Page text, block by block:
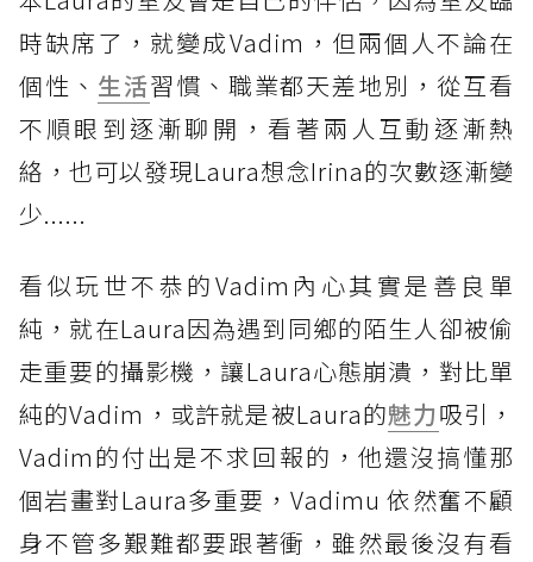
時缺席了，就變成Vadim，但兩個人不論在
個性、 生活習慣、職業都天差地別，從互看
不順眼到逐漸聊開，看著兩人互動逐漸熱
絡，也可以發現Laura想念Irina的次數逐漸變
少......
看似玩世不恭的Vadim內心其實是善良單
純，就在Laura因為遇到同鄉的陌生人卻被偷
走重要的攝影機，讓Laura心態崩潰，對比單
純的Vadim，或許就是被Laura的魅力吸引，
Vadim的付出是不求回報的，他還沒搞懂那
個岩畫對Laura多重要，Vadimu 依然奮不顧
身不管多艱難都要跟著衝，雖然最後沒有看